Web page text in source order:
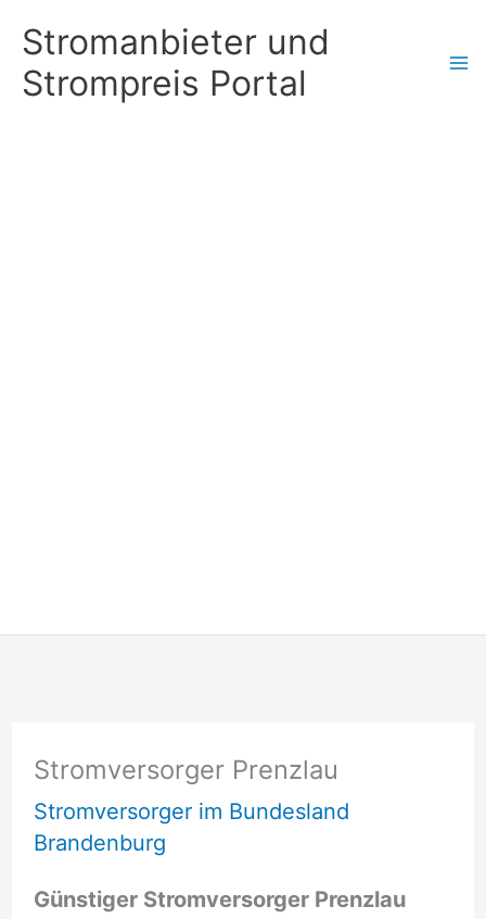
Inhalt
springen
Stromanbieter und
Strompreis Portal
Stromversorger Prenzlau
Stromversorger im Bundesland
Brandenburg
Günstiger Stromversorger Prenzlau